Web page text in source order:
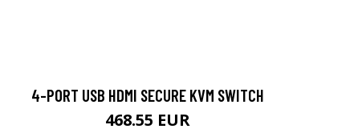
4-PORT USB HDMI SECURE KVM SWITCH
468.55 EUR